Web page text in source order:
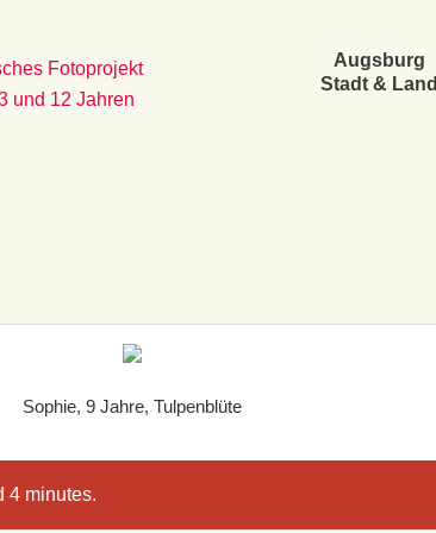
Fotoprojekt
und 12 Jahren
Augsburg
Stadt & Land
Sophie, 9 Jahre, Tulpenblüte
4 minutes.